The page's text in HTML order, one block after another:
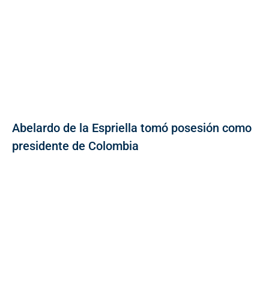
Abelardo de la Espriella tomó posesión como
presidente de Colombia